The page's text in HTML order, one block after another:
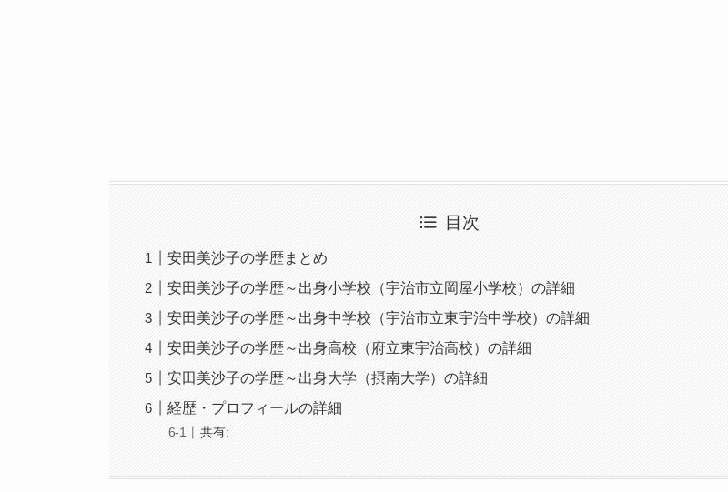
目次
安田美沙子の学歴まとめ
安田美沙子の学歴～出身小学校（宇治市立岡屋小学校）の詳細
安田美沙子の学歴～出身中学校（宇治市立東宇治中学校）の詳細
安田美沙子の学歴～出身高校（府立東宇治高校）の詳細
安田美沙子の学歴～出身大学（摂南大学）の詳細
経歴・プロフィールの詳細
共有: